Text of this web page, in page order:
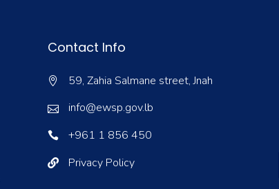
Contact Info
59, Zahia Salmane street, Jnah
info@ewsp.gov.lb
+961 1 856 450
Privacy Policy